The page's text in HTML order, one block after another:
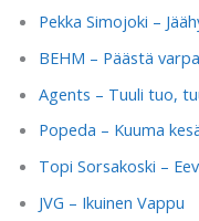
Pekka Simojoki –
BEHM – Päästä
Agents – Tuuli tuo,
Popeda – Kuuma
Topi Sorsakoski –
JVG – Ikuinen Vappu